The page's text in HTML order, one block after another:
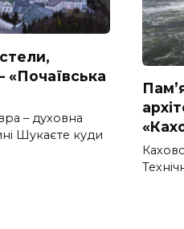
«Почаївська
– духовна
Шукаєте куди